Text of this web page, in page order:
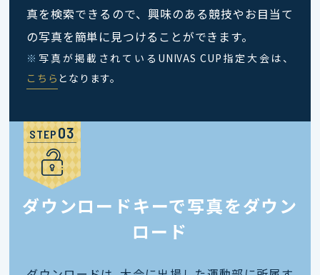
真を検索できるので、興味のある競技やお目当て
の写真を簡単に見つけることができます。
※ 写真が掲載されているUNIVAS CUP指定大会は、
こちら となります。
STEP
ダウンロードキーで写真をダウン
ロード